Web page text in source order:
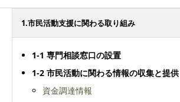
1.市民活動支援に関わる取り組み
1-1専門相談窓口の設置
1-2市民活動に関わる情報の収集と提供
資金調達情報